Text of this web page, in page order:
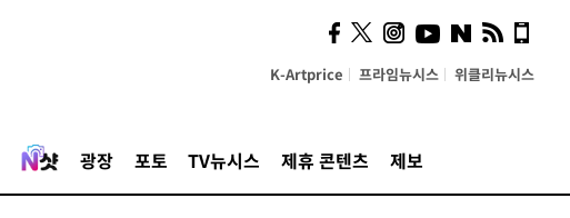
K-Artprice 프라임뉴시스 위클리뉴시스
광장 포토 TV뉴시스 제휴 콘텐츠 제보
시, 스마트폰 액세서리에
NFC 더했다